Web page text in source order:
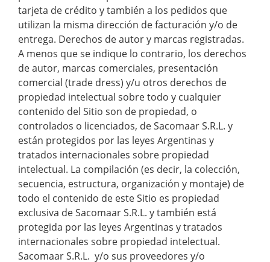
tarjeta de crédito y también a los pedidos que
utilizan la misma dirección de facturación y/o de
entrega. Derechos de autor y marcas registradas.
A menos que se indique lo contrario, los derechos
de autor, marcas comerciales, presentación
comercial (trade dress) y/u otros derechos de
propiedad intelectual sobre todo y cualquier
contenido del Sitio son de propiedad, o
controlados o licenciados, de Sacomaar S.R.L. y
están protegidos por las leyes Argentinas y
tratados internacionales sobre propiedad
intelectual. La compilación (es decir, la colección,
secuencia, estructura, organización y montaje) de
todo el contenido de este Sitio es propiedad
exclusiva de Sacomaar S.R.L. y también está
protegida por las leyes Argentinas y tratados
internacionales sobre propiedad intelectual.
Sacomaar S.R.L. y/o sus proveedores y/o